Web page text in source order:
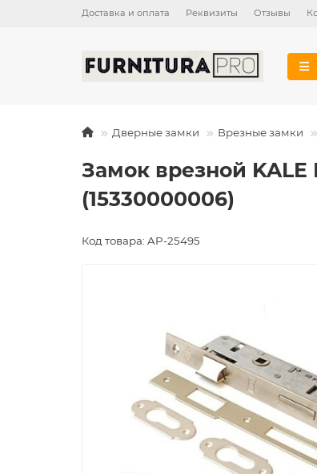
Доставка и оплата Реквизиты Отзывы
Дверные замки Врезные замки
Замок врезной KALE
(15330000006)
Код товара: AP-25495